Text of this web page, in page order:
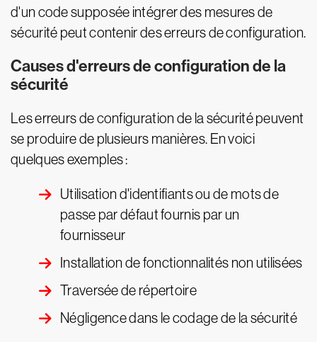
d'un code supposée intégrer des mesures de
sécurité peut contenir des erreurs de configuration.
Causes d'erreurs de configuration de la
sécurité
Les erreurs de configuration de la sécurité peuvent
se produire de plusieurs manières. En voici
quelques exemples :
Utilisation d'identifiants ou de mots de
passe par défaut fournis par un
fournisseur
Installation de fonctionnalités non utilisées
Traversée de répertoire
Négligence dans le codage de la sécurité